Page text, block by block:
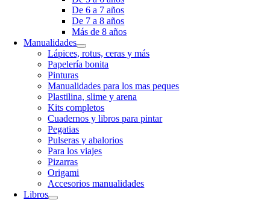
De 6 a 7 años
De 7 a 8 años
Más de 8 años
Manualidades
Lápices, rotus, ceras y más
Papelería bonita
Pinturas
Manualidades para los mas peques
Plastilina, slime y arena
Kits completos
Cuadernos y libros para pintar
Pegatias
Pulseras y abalorios
Para los viajes
Pizarras
Origami
Accesorios manualidades
Libros